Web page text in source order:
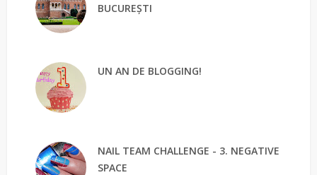
BUCUREȘTI
UN AN DE BLOGGING!
NAIL TEAM CHALLENGE - 3. NEGATIVE
SPACE